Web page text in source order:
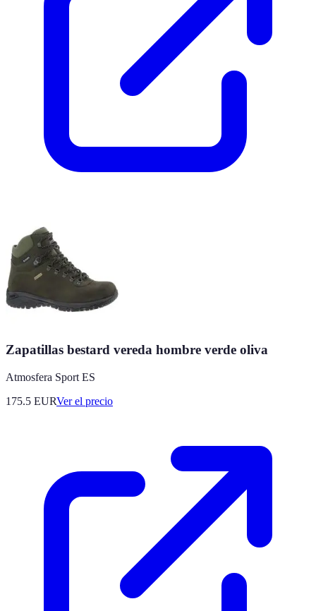
Zapatillas bestard vereda hombre verde oliva
Atmosfera Sport ES
175.5 EURVer el precio